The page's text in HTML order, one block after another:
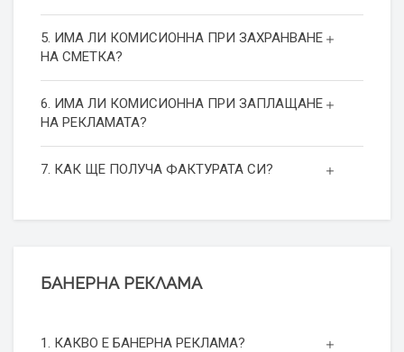
5. ИМА ЛИ КОМИСИОННА ПРИ ЗАХРАНВАНЕ
НА СМЕТКА?
6. ИМА ЛИ КОМИСИОННА ПРИ ЗАПЛАЩАНЕ
НА РЕКЛАМАТА?
7. КАК ЩЕ ПОЛУЧА ФАКТУРАТА СИ?
БАНЕРНА РЕКЛАМА
1. КАКВО Е БАНЕРНА РЕКЛАМА?